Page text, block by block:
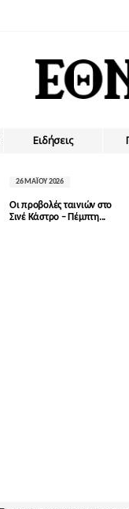
Ειδήσεις
26 ΜΑΪ́ΟΥ 2026
Οι προβολές ταινιών στο
Σινέ Κάστρο – Πέμπτη...